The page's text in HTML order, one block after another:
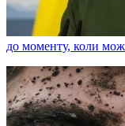
до моменту, коли